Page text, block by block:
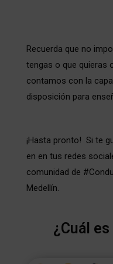
Recuerda que no
tengas o que quieras
contamos con la
disposición para
¡Hasta pronto! Si te
en en tus redes
comunidad de
Medellín.
¿Cuál